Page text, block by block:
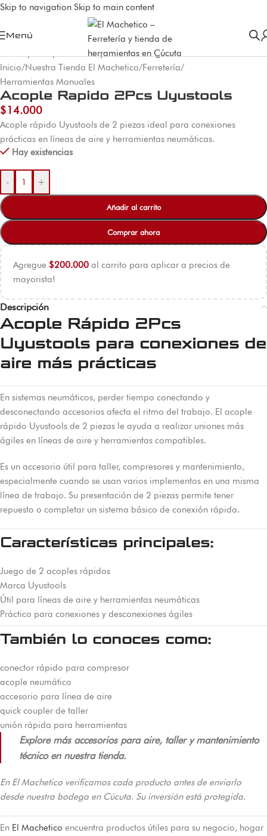
Skip to navigation Skip to main content
Menú
Inicio/Nuestra Tienda El Machetico/Ferretería/
Herramientas Manuales
Acople Rapido 2Pcs Uyustools
$14.000
Acople rápido Uyustools de 2 piezas ideal para conexiones
prácticas en líneas de aire y herramientas neumáticas.
Hay existencias
- +
Añadir al carrito
Comprar ahora
Agregue $200.000 al carrito para aplicar a precios de
mayorista!
Descripción
Acople Rápido 2Pcs
Uyustools para conexiones de
aire más prácticas
En sistemas neumáticos, perder tiempo conectando y
desconectando accesorios afecta el ritmo del trabajo. El acople
rápido Uyustools de 2 piezas le ayuda a realizar uniones más
ágiles en líneas de aire y herramientas compatibles.
Es un accesorio útil para taller, compresores y mantenimiento,
especialmente cuando se usan varios implementos en una misma
línea de trabajo. Su presentación de 2 piezas permite tener
repuesto o completar un sistema básico de conexión rápida.
Características principales:
Juego de 2 acoples rápidos
Marca Uyustools
Útil para líneas de aire y herramientas neumáticas
Práctico para conexiones y desconexiones ágiles
También lo conoces como:
conector rápido para compresor
acople neumático
accesorio para línea de aire
quick coupler de taller
unión rápida para herramientas
Explore más accesorios para aire, taller y mantenimiento
técnico en nuestra tienda.
En El Machetico verificamos cada producto antes de enviarlo
desde nuestra bodega en Cúcuta. Su inversión está protegida.
En El Machetico encuentra productos útiles para su negocio, hogar